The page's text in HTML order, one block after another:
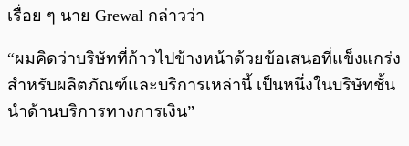
เรื่อย ๆ นาย Grewal กล่าวว่า
“ผมคิดว่าบริษัทที่ก้าวไปข้างหน้าด้วยข้อเสนอที่แข็งแกร่ง
สำหรับผลิตภัณฑ์และบริการเหล่านี้ เป็นหนึ่งในบริษัทชั้น
นำด้านบริการทางการเงิน”